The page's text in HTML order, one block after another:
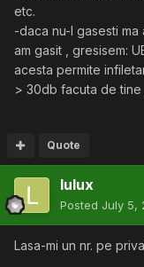
etc.
-daca nu-l gasesti ma
am gasit , gresisem:
acesta permite
> 30db facuta de tine
Quote
lulux
Posted July 5,
Lasa-mi un nr. pe